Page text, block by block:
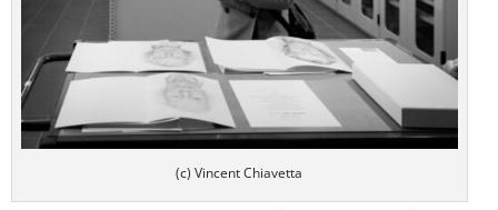
(c) Vincent Chiavetta